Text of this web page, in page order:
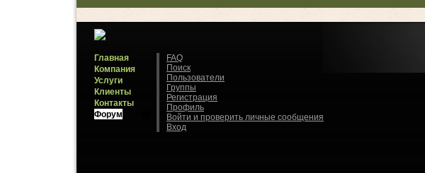
Главная
Компания
Услуги
Клиенты
Контакты
Форум
FAQ
Поиск
Пользователи
Группы
Регистрация
Профиль
Войти и проверить личные сообщения
Вход